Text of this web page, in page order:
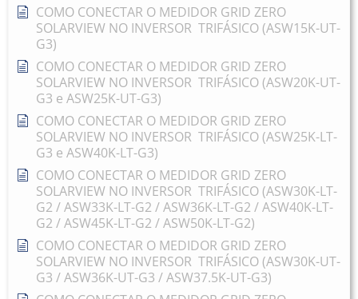
COMO CONECTAR O MEDIDOR GRID ZERO
SOLARVIEW NO INVERSOR TRIFÁSICO (ASW15K-UT-
G3)
COMO CONECTAR O MEDIDOR GRID ZERO
SOLARVIEW NO INVERSOR TRIFÁSICO (ASW20K-UT-
G3 e ASW25K-UT-G3)
COMO CONECTAR O MEDIDOR GRID ZERO
SOLARVIEW NO INVERSOR TRIFÁSICO (ASW25K-LT-
G3 e ASW40K-LT-G3)
COMO CONECTAR O MEDIDOR GRID ZERO
SOLARVIEW NO INVERSOR TRIFÁSICO (ASW30K-LT-
G2 / ASW33K-LT-G2 / ASW36K-LT-G2 / ASW40K-LT-
G2 / ASW45K-LT-G2 / ASW50K-LT-G2)
COMO CONECTAR O MEDIDOR GRID ZERO
SOLARVIEW NO INVERSOR TRIFÁSICO (ASW30K-UT-
G3 / ASW36K-UT-G3 / ASW37.5K-UT-G3)